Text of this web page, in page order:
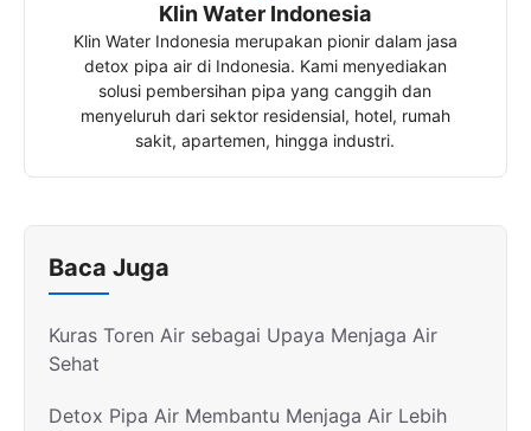
Klin Water Indonesia
Klin Water Indonesia merupakan pionir dalam jasa
detox pipa air di Indonesia. Kami menyediakan
solusi pembersihan pipa yang canggih dan
menyeluruh dari sektor residensial, hotel, rumah
sakit, apartemen, hingga industri.
Baca Juga
Kuras Toren Air sebagai Upaya Menjaga Air
Sehat
Detox Pipa Air Membantu Menjaga Air Lebih